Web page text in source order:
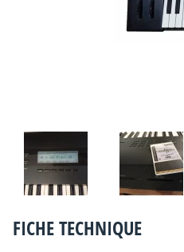
FICHE TECHNIQUE